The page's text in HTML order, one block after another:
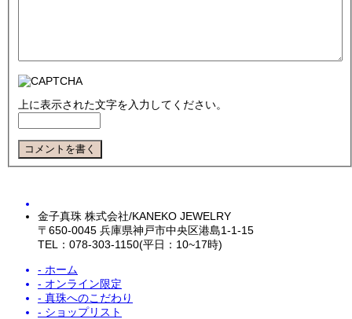
上に表示された文字を入力してください。
金子真珠 株式会社/KANEKO JEWELRY
〒650-0045 兵庫県神戸市中央区港島1-1-15
TEL：078-303-1150(平日：10~17時)
- ホーム
- オンライン限定
- 真珠へのこだわり
- ショップリスト